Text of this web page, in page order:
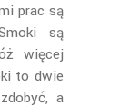
prac są
są
więcej
to dwie
a